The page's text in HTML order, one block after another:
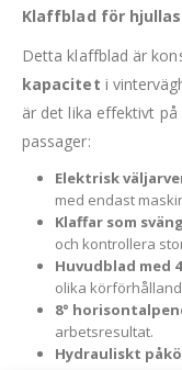
Klaffblad för
Detta klaffblad är
kapacitet i
är det lika effektivt
passager:
Elektrisk
med endast
Klaffar som
och kontrollera
Huvudblad med
olika
8°
arbetsresultat.
Hydrauliskt